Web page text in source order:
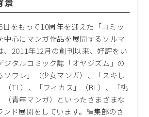
をもって10周年を迎えた「コミッ
中心にマンガ作品を展開するソルマ
、2011年12月の創刊以来、好評をい
ジタルコミック誌「オヤジズム」の
ソワレ」（少女マンガ）、「スキし
（TL）、「フィカス」（BL）、「桃
（青年マンガ）といったさまざまな
ンド展開をしています。編集部のさ